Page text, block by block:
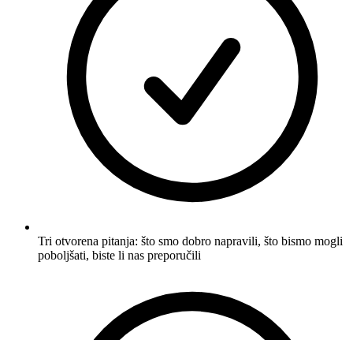
Tri otvorena pitanja: što smo dobro napravili, što bismo mogli
poboljšati, biste li nas preporučili